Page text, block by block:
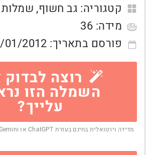
קטגוריה: גב חשוף,
מידה: 36
פורסם בתאריך: 01/2012
רוצה לבדוק
השמלה הזו
עלייך?
מדידה וירטואלית בחינם בעזרת ChatGPT או Gemini — בלי לצאת מהבית